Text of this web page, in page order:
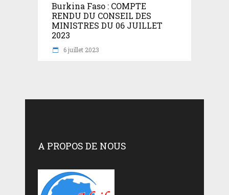
Burkina Faso : COMPTE
RENDU DU CONSEIL DES
MINISTRES DU 06 JUILLET
2023
6 juillet 2023
A PROPOS DE NOUS